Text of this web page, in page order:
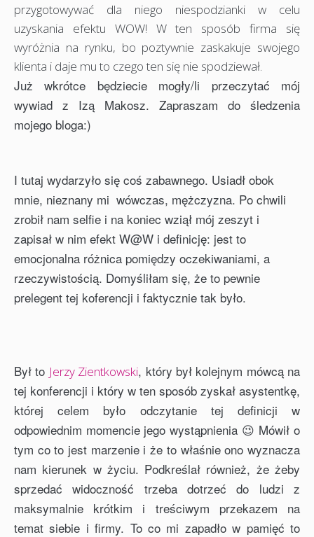
przygotowywać dla niego niespodzianki w celu
uzyskania efektu WOW! W ten sposób firma się
wyróżnia na rynku, bo poztywnie zaskakuje swojego
klienta i daje mu to czego ten się nie spodziewał.
Już wkrótce będziecie mogły/li przeczytać mój
wywiad z Izą Makosz. Zapraszam do śledzenia
mojego bloga:)
I tutaj wydarzyło się coś zabawnego. Usiadł obok
mnie, nieznany mi wówczas, mężczyzna. Po chwili
zrobił nam selfie i na koniec wziął mój zeszyt i
zapisał w nim efekt W@W i definicję: jest to
emocjonalna różnica pomiędzy oczekiwaniami, a
rzeczywistością. Domyśliłam się, że to pewnie
prelegent tej koferencji i faktycznie tak było.
Był to Jerzy Zientkowski, który był kolejnym mówcą na
tej konferencji i który w ten sposób zyskał asystentkę,
której celem było odczytanie tej definicji w
odpowiednim momencie jego wystąpnienia 😉 Mówił o
tym co to jest marzenie i że to właśnie ono wyznacza
nam kierunek w życiu. Podkreślał również, że żeby
sprzedać widoczność trzeba dotrzeć do ludzi z
maksymalnie krótkim i treściwym przekazem na
temat siebie i firmy. To co mi zapadło w pamięć to